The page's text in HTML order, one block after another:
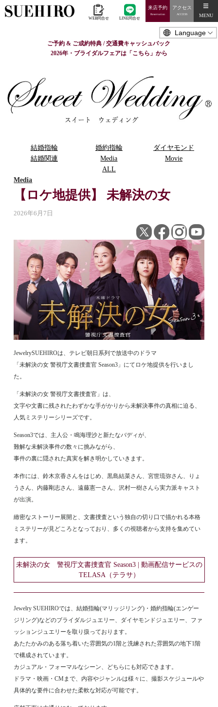
WEB問合せ LINE問合せ
来店予約
Reservation
アクセス
ACCESS MENU
ご予約 & ご成約特典 / 交通費キャッシュバック
2026年・ブライダルフェアは「こちら」から
結婚指輪 婚約指輪
ダイヤモンド
結婚関連
Media
Movie
ALL
Media
【ロケ地提供】 未解決の女
2026年6月7日
JewelrySUEHIROは、テレビ朝日系列で放送中のドラマ
「未解決の女 警視庁文書捜査官 Season3」にてロケ地提供を行いまし
た。
「未解決の女 警視庁文書捜査官」は、
文字や文書に残されたわずかな手がかりから未解決事件の真相に迫る、
人気ミステリーシリーズです。
Season3では、主人公・鳴海理沙と新たなバディが、
難解な未解決事件の数々に挑みながら、
事件の裏に隠された真実を解き明かしていきます。
本作には、鈴木京香さんをはじめ、黒島結菜さん、宮世琉弥さん、りょ
うさん、内藤剛志さん、遠藤憲一さん、沢村一樹さんら実力派キャスト
が出演。
緻密なストーリー展開と、文書捜査という独自の切り口で描かれる本格
ミステリーが見どころとなっており、多くの視聴者から支持を集めてい
ます。
未解決の女 警視庁文書捜査官 Season3 | 動画配信サービスの
TELASA（テラサ）
Jewelry SUEHIROでは、結婚指輪(マリッジリング)・婚約指輪(エンゲー
ジリング)などのブライダルジュエリー、ダイヤモンドジュエリー、ファ
ッションジュエリーを取り扱っております。
あたたかみのある落ち着いた雰囲気の1階と洗練された雰囲気の地下1階
で構成されています。
カジュアル・フォーマルなシーン、どちらにも対応できます。
ドラマ・映画・CMまで、内容やジャンルは様々に、撮影スケジュールや
具体的な要件に合わせた柔軟な対応が可能です。